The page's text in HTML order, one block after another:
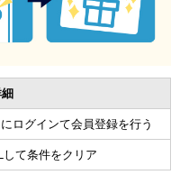
ログインて会員登録を行う
て条件をクリア